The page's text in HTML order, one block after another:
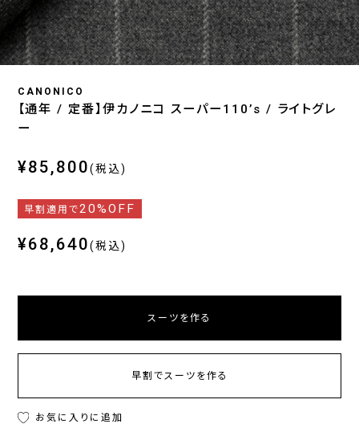
CANONICO
【通年 / 定番】伊カノニコ スーパー110’s / ライトグレ
ー
¥85,800(税込)
早割適用で20%OFF
¥68,640(税込)
スーツを作る
早割でスーツを作る
お気に入りに追加